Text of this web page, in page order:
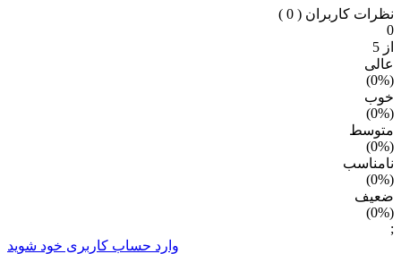
نظرات کاربران ( 0 )
0
از 5
عالی
(0
%
)
خوب
(0
%
)
متوسط
(0
%
)
نامناسب
(0
%
)
ضعیف
(0
%
)
;
وارد حساب کاربری خود شوید